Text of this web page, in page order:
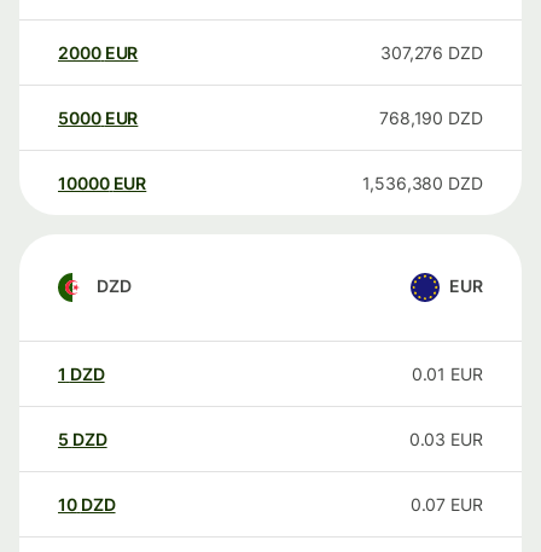
2000 EUR 307,276 DZD
5000 EUR 768,190 DZD
10000 EUR 1,536,380 DZD
DZD EUR
1 DZD 0.01 EUR
5 DZD 0.03 EUR
10 DZD 0.07 EUR